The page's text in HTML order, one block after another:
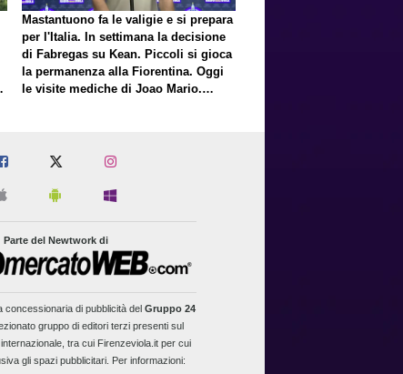
Mastantuono fa le valigie e si prepara
per l'Italia. In settimana la decisione
di Fabregas su Kean. Piccoli si gioca
la permanenza alla Fiorentina. Oggi
le visite mediche di Joao Mario.
Parte del Newtwork di
concessionaria di pubblicità del Gruppo 24
gruppo di editori terzi presenti sul
tra cui Firenzeviola.it per cui
gli spazi pubblicitari. Per informazioni: